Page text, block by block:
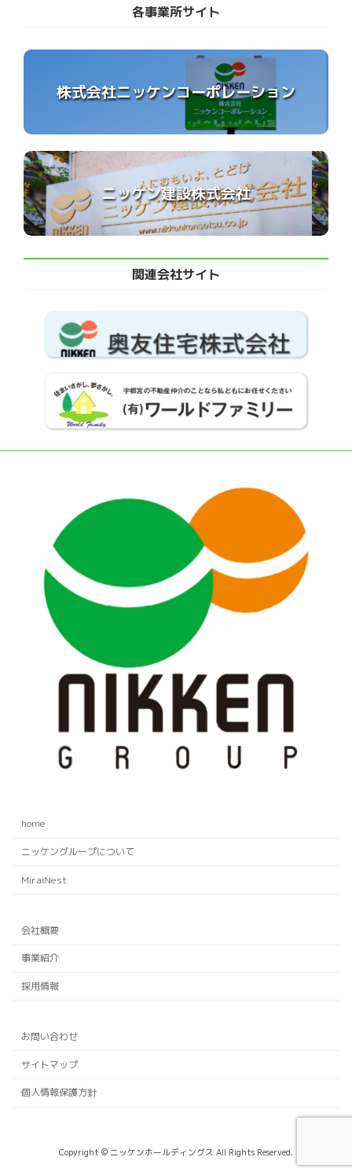
各事業所サイト
株式会社ニッケンコーポレーション
ニッケン建設株式会社
関連会社サイト
home
ニッケングループについて
MiraiNest
会社概要
事業紹介
採用情報
お問い合わせ
サイトマップ
個人情報保護方針
Copyright © ニッケンホールディングス All Rights Reserved.